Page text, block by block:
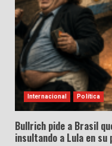
Internacional Política
Bullrich pide a Brasil
insultando a Lula en su